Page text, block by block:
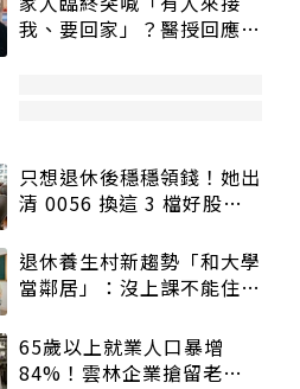
我、要回家」？醫授回應方
只想退休後穩穩領錢！她出
清 0056 換這 3 檔好股：
退休養生村新趨勢「和大學
當鄰居」：沒上課不能住、
65歲以上就業人口暴增
84%！雲林企業搶留老員